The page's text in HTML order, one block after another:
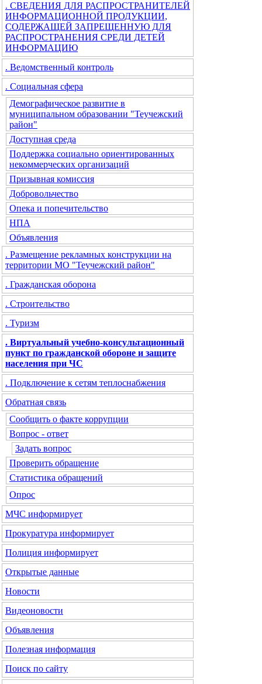
. СВЕДЕНИЯ ДЛЯ РАСПРОСТРАНИТЕЛЕЙ
ИНФОРМАЦИОННОЙ ПРОДУКЦИИ,
СОДЕРЖАЩЕЙ ЗАПРЕЩЕННУЮ ДЛЯ
РАСПРОСТРАНЕНИЯ СРЕДИ ДЕТЕЙ
ИНФОРМАЦИЮ
. Ведомственный контроль
. Социальная сфера
Демографическое развитие в
муниципальном образовании "Теучежский
район"
Доступная среда
Поддержка социально ориентированных
некоммерческих организаций
Призывная комиссия
Добровольчество
Опека и попечительство
НПА
Объявления
. Размещение рекламных конструкции на
территории МО "Теучежский район"
. Гражданская оборона
. Строительство
. Туризм
. Виртуальный учебно-консультационный
пункт по гражданской обороне и защите
населения при ЧС
. Подключение к сетям теплоснабжения
Обратная связь
Сообщить о факте коррупции
Вопрос - ответ
Задать вопрос
Проверить обращение
Статистика обращений
Опрос
МЧС информирует
Прокуратура информирует
Полиция информирует
Открытые данные
Новости
Видеоновости
Объявления
Полезная информация
Поиск по сайту